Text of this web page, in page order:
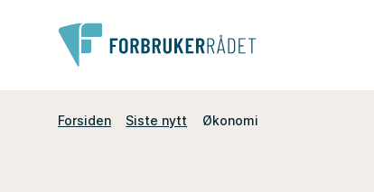
Forsiden Siste nytt Økonomi